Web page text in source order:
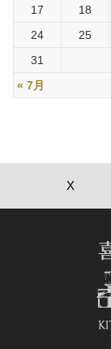
« 7月
17
18
24
25
31
X